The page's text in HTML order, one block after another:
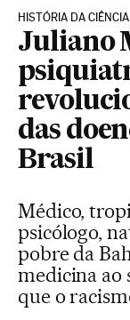
HISTÓRIA DA CIÊNCIA
Juliano
das
Brasil
Médico,
psicólogo,
pobre da
medicina ao
que o